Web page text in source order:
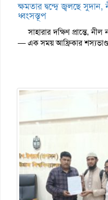
ক্ষমতার দ্বন্দ্বে জ্বলছে
ধ্বংসস্তূপ
সাহারার দক্ষিণ প্রান্তে,
— এক সময় আফ্রিকার